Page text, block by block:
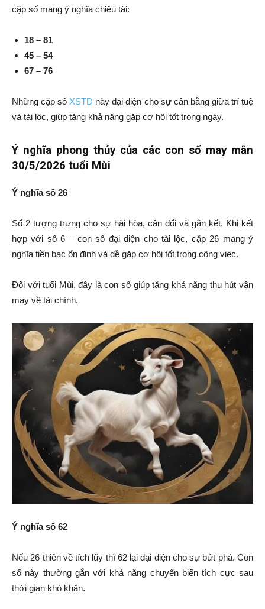
cặp số mang ý nghĩa chiêu tài:
18 – 81
45 – 54
67 – 76
Những cặp số XSTD này đại diện cho sự cân bằng giữa trí tuệ
và tài lộc, giúp tăng khả năng gặp cơ hội tốt trong ngày.
Ý nghĩa phong thủy của các con số may mắn
30/5/2026 tuổi Mùi
Ý nghĩa số 26
Số 2 tượng trưng cho sự hài hòa, cân đối và gắn kết. Khi kết
hợp với số 6 – con số đại diện cho tài lộc, cặp 26 mang ý
nghĩa tiền bạc ổn định và dễ gặp cơ hội tốt trong công việc.
Đối với tuổi Mùi, đây là con số giúp tăng khả năng thu hút vận
may về tài chính.
Ý nghĩa số 62
Nếu 26 thiên về tích lũy thì 62 lại đại diện cho sự bứt phá. Con
số này thường gắn với khả năng chuyển biến tích cực sau
thời gian khó khăn.